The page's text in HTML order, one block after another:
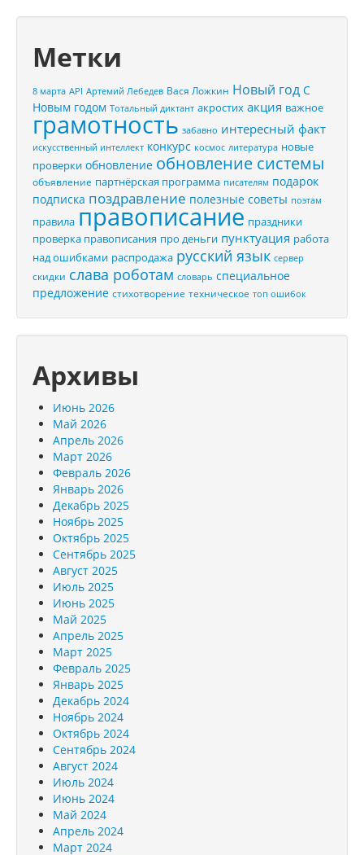
Метки
8 марта API Артемий Лебедев Вася Ложкин Новый год С
Новым годом Тотальный диктант акростих акция важное
грамотность забавно интересный факт
искусственный интеллект конкурс космос литература новые
проверки обновление обновление системы
объявление партнёрская программа писателям подарок
подписка поздравление полезные советы поэтам
правила правописание праздники
проверка правописания про деньги пунктуация работа
над ошибками распродажа русский язык сервер
скидки слава роботам словарь специальное
предложение стихотворение техническое топ ошибок
Архивы
Июнь 2026
Май 2026
Апрель 2026
Март 2026
Февраль 2026
Январь 2026
Декабрь 2025
Ноябрь 2025
Октябрь 2025
Сентябрь 2025
Август 2025
Июль 2025
Июнь 2025
Май 2025
Апрель 2025
Март 2025
Февраль 2025
Январь 2025
Декабрь 2024
Ноябрь 2024
Октябрь 2024
Сентябрь 2024
Август 2024
Июль 2024
Июнь 2024
Май 2024
Апрель 2024
Март 2024